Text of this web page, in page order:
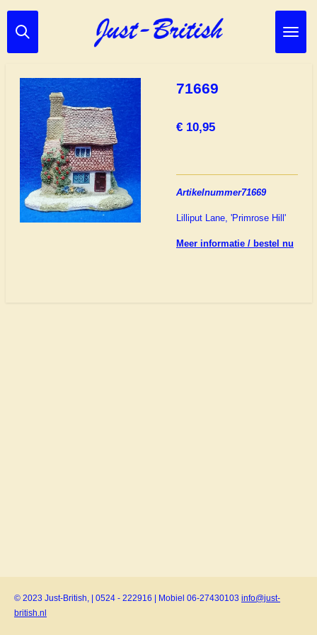
Ga
direct
hoofdinhoud
71669
€ 10,95
Artikelnummer71669
Lilliput Lane, 'Primrose Hill'
Meer informatie / bestel nu
© 2023 Just-British, | 0524 - 222916 | Mobiel 06-27430103 info@just-
british.nl